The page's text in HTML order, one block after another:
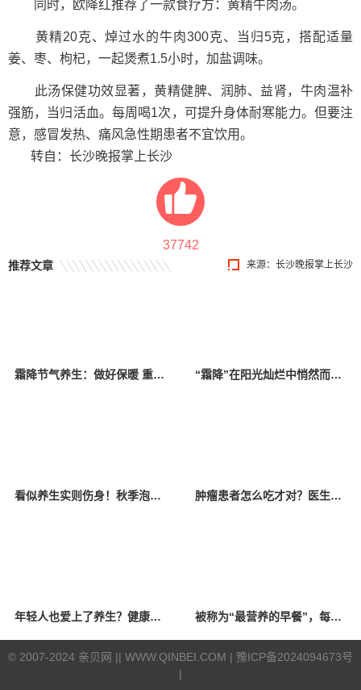
同时，欧降红推荐了一款食疗方：黄精牛肉汤。
黄精20克、焯过水的牛肉300克、当归5克，搭配适量
姜、枣、枸杞，一起煲煮1.5小时，加盐调味。
此汤保健功效显著，黄精健脾、润肺、益肾，牛肉温补
强筋，当归活血。每周喝1次，可提升身体耐寒能力。但要注
意，感冒发热、痛风急性期患者不宜饮用。
转自：长沙晚报掌上长沙
37742
来源：长沙晚报掌上长沙
推荐文章
霜降节气养生：做好保暖 重点防范呼吸系统和心血管疾病 “霜降”在阳光灿烂中悄然而至，养生“敛阴护阳”备寒冬
看似养生实则伤身！秋季泡脚牢记这7点 肿瘤患者怎么吃才对？医生为您厘清饮食误区
年轻人也爱上了养生？健康消费正在成为潮流！ 被称为“最营养的早餐”，每天吃1个更健康！
© 2007-2024 亲贝网 || WWW.QINBEI.COM | 豫ICP备2024094673号
|